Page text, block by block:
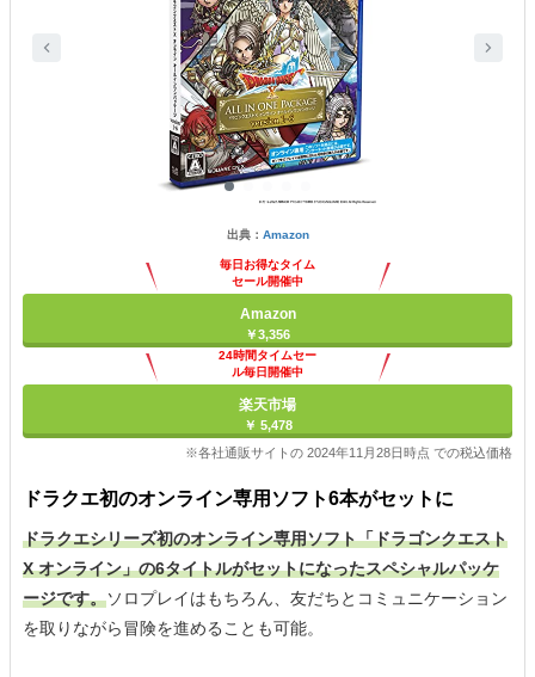
出典： Amazon
毎日お得なタイム
セール開催中
Amazon
￥3,356
24時間タイムセー
ル毎日開催中
楽天市場
￥ 5,478
※各社通販サイトの 2024年11月28日時点 での税込価格
ドラクエ初のオンライン専用ソフト6本がセットに
ドラクエシリーズ初のオンライン専用ソフト「ドラゴンクエスト
X オンライン」の6タイトルがセットになったスペシャルパッケ
ージです。ソロプレイはもちろん、友だちとコミュニケーション
を取りながら冒険を進めることも可能。